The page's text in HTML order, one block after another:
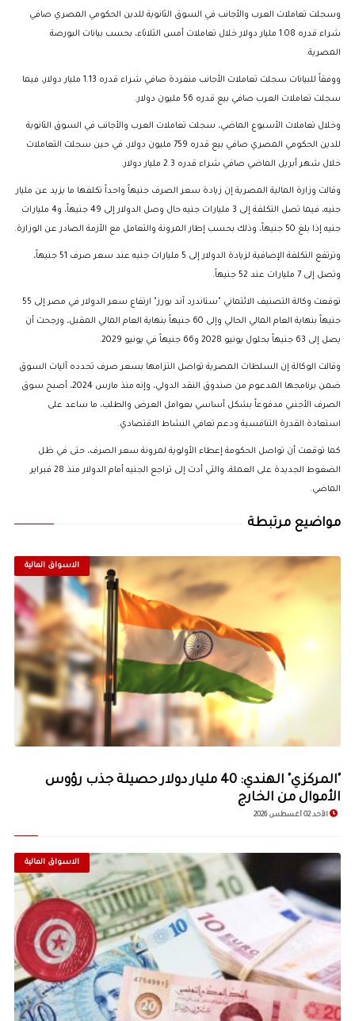
وسجلت تعاملات العرب والأجانب في السوق الثانوية للدين الحكومي المصري صافي
شراء قدره 1.08 مليار دولار خلال تعاملات أمس الثلاثاء، بحسب بيانات البورصة
المصرية.
ووفقاً للبيانات سجلت تعاملات الأجانب منفردة صافي شراء قدره 1.13 مليار دولار، فيما
سجلت تعاملات العرب صافي بيع قدره 56 مليون دولار.
وخلال تعاملات الأسبوع الماضي، سجلت تعاملات العرب والأجانب في السوق الثانوية
للدين الحكومي المصري صافي بيع قدره 759 مليون دولار، في حين سجلت التعاملات
خلال شهر أبريل الماضي صافي شراء قدره 2.3 مليار دولار.
وقالت وزارة المالية المصرية إن زيادة سعر الصرف جنيهاً واحداً تكلفها ما يزيد عن مليار
جنيه، فيما تصل التكلفة إلى 3 مليارات جنيه حال وصل الدولار إلى 49 جنيهاً، و4 مليارات
جنيه إذا بلغ 50 جنيهاً، وذلك بحسب إطار المرونة والتعامل مع الأزمة الصادر عن الوزارة.
وترتفع التكلفة الإضافية لزيادة الدولار إلى 5 مليارات جنيه عند سعر صرف 51 جنيهاً،
وتصل إلى 7 مليارات عند 52 جنيهاً.
توقعت وكالة التصنيف الائتماني "ستاندرد آند بورز" ارتفاع سعر الدولار في مصر إلى 55
جنيهاً بنهاية العام المالي الحالي وإلى 60 جنيهاً بنهاية العام المالي المقبل، ورجحت أن
يصل إلى 63 جنيهاً بحلول يونيو 2028 و66 جنيهاً في يونيو 2029.
وقالت الوكالة إن السلطات المصرية تواصل التزامها بسعر صرف تحدده آليات السوق
ضمن برنامجها المدعوم من صندوق النقد الدولي، وإنه منذ مارس 2024، أصبح سوق
الصرف الأجنبي مدفوعاً بشكل أساسي بعوامل العرض والطلب، ما ساعد على
استعادة القدرة التنافسية ودعم تعافي النشاط الاقتصادي.
كما توقعت أن تواصل الحكومة إعطاء الأولوية لمرونة سعر الصرف، حتى في ظل
الضغوط الجديدة على العملة، والتي أدت إلى تراجع الجنيه أمام الدولار منذ 28 فبراير
الماضي.
مواضيع مرتبطة
الاسواق المالية
"المركزي" الهندي: 40 مليار دولار حصيلة جذب رؤوس
الأموال من الخارج
الأحد 02 أغسطس 2026
الاسواق المالية